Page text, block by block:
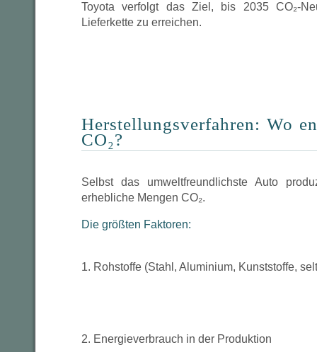
Toyota verfolgt das Ziel, bis 2035 CO₂-
Lieferkette zu erreichen.
Herstellungsverfahren: Wo
CO₂?
Selbst das umweltfreundlichste Auto
erhebliche Mengen CO₂.
Die größten Faktoren:
1. Rohstoffe (Stahl, Aluminium, Kunststoffe,
2. Energieverbrauch in der Produktion